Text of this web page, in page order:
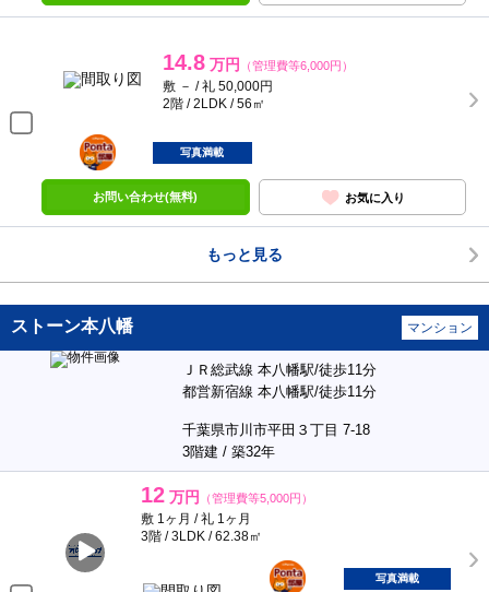
14.8 万円 （管理費等6,000円）
敷 － / 礼 50,000円
2階 / 2LDK / 56㎡
ポンタ
部屋
写真満載
お問い合わせ(無料) お気に入り
もっと見る
ストーン本八幡 マンション
ＪＲ総武線 本八幡駅/徒歩11分
都営新宿線 本八幡駅/徒歩11分
千葉県市川市平田３丁目 7-18
3階建 / 築32年
12 万円 （管理費等5,000円）
敷 1ヶ月 / 礼 1ヶ月
3階 / 3LDK / 62.38㎡
ポンタ
部屋
写真満載